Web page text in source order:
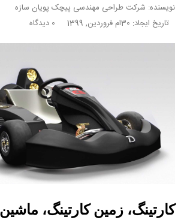
نویسنده: شرکت طراحی مهندسی پیچک پویان سازه
تاریخ ایجاد: 30ام فروردین, 1399
0 دیدگاه
کارتینگ، زمین کارتینگ،